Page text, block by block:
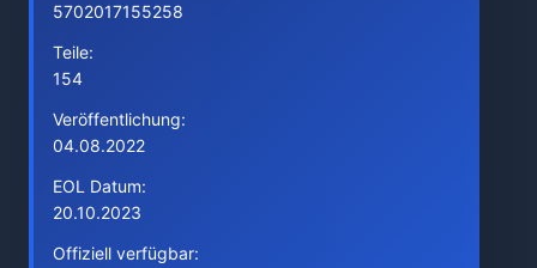
5702017155258
Teile:
154
Veröffentlichung:
04.08.2022
EOL Datum:
20.10.2023
Offiziell verfügbar: